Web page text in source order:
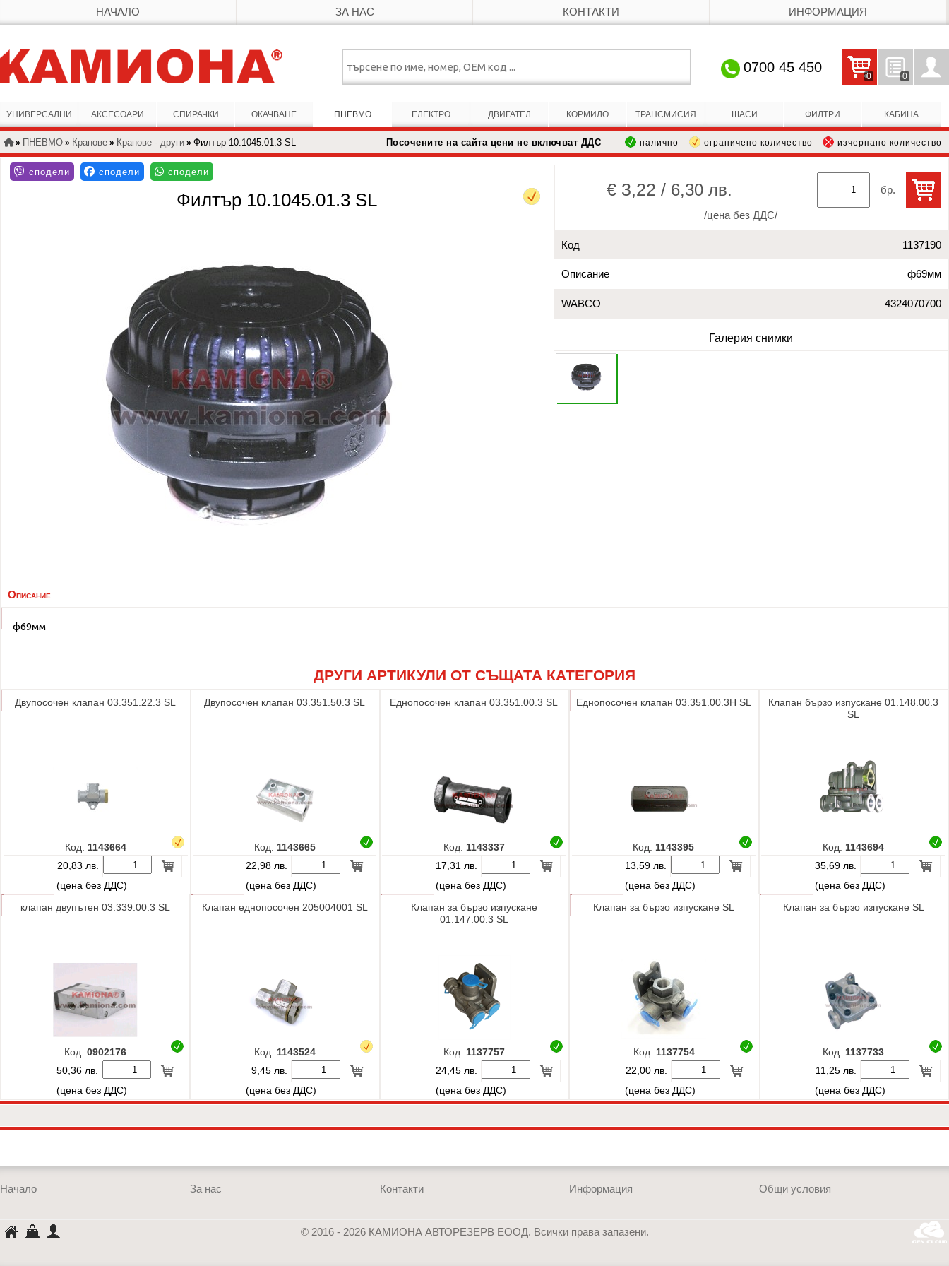
НАЧАЛО ЗА НАС КОНТАКТИ ИНФОРМАЦИЯ
0
0
Кошницата е празна
0700 45 450
УНИВЕРСАЛНИ АКСЕСОАРИ СПИРАЧКИ ОКАЧВАНЕ ПНЕВМО ЕЛЕКТРО ДВИГАТЕЛ КОРМИЛО ТРАНСМИСИЯ ШАСИ ФИЛТРИ КАБИНА
» ПНЕВМО » Кранове » Кранове - други » Филтър 10.1045.01.3 SL изчерпано количество
ограничено количество
налично
Посочените на сайта цени не включват ДДС
Филтър 10.1045.01.3 SL € 3,22 / 6,30 лв.
/цена без ДДС/
бр.
Код 1137190
Описание ф69мм
WABCO 4324070700
Галерия снимки
Описание
ф69мм
ДРУГИ АРТИКУЛИ ОТ СЪЩАТА КАТЕГОРИЯ
Двупосочен клапан 03.351.22.3 SL
Код: 1143664
20,83 лв.
(цена без ДДС)
Двупосочен клапан 03.351.50.3 SL
Код: 1143665
22,98 лв.
(цена без ДДС)
Еднопосочен клапан 03.351.00.3 SL
Код: 1143337
17,31 лв.
(цена без ДДС)
Еднопосочен клапан 03.351.00.3H SL
Код: 1143395
13,59 лв.
(цена без ДДС)
Клапан бързо изпускане 01.148.00.3
SL
Код: 1143694
35,69 лв.
(цена без ДДС)
клапан двупътен 03.339.00.3 SL
Код: 0902176
50,36 лв.
(цена без ДДС)
Клапан еднопосочен 205004001 SL
Код: 1143524
9,45 лв.
(цена без ДДС)
Клапан за бързо изпускане
01.147.00.3 SL
Код: 1137757
24,45 лв.
(цена без ДДС)
Клапан за бързо изпускане SL
Код: 1137754
22,00 лв.
(цена без ДДС)
Клапан за бързо изпускане SL
Код: 1137733
11,25 лв.
(цена без ДДС)
Go back to the TOP of the site
Начало За нас Контакти Информация Общи условия
КАМИОНА
Кошница © 2016 - 2026 КАМИОНА АВТОРЕЗЕРВ ЕООД. Всички права запазени.